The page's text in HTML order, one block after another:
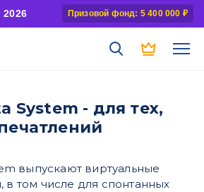
2026 Призовой фонд: 5 400 000 ₽
System - для тех,
выпускают виртуальные
в том числе для спонтанных